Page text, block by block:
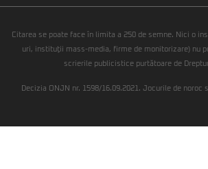
Citarea se poate face în limita a 250 de semne. Nici o
uri, instituţii mass-media, firme de monitorizare) nu
scrierile publicistice purtătoare de
Decizia ONJN nr. 1598/16.09.2021. Jocurile de noroc